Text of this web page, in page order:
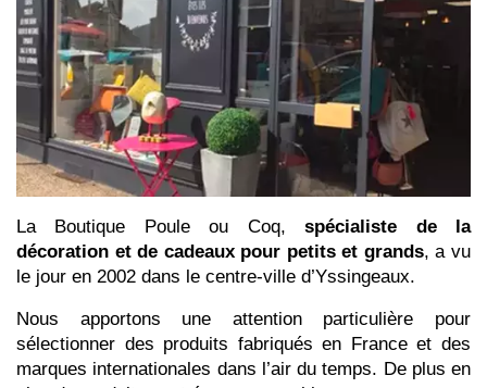
La Boutique Poule ou Coq, spécialiste de la
décoration et de cadeaux pour petits et grands, a vu
le jour en 2002 dans le centre-ville d’Yssingeaux.
Nous apportons une attention particulière pour
sélectionner des produits fabriqués en France et des
marques internationales dans l’air du temps. De plus en